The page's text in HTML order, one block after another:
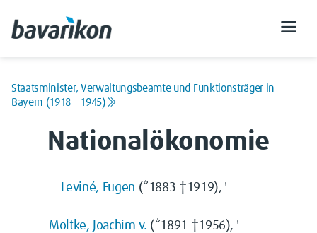
Staatsminister, Verwaltungsbeamte und Funktionsträger in
Bayern (1918 - 1945)
Nationalökonomie
Leviné, Eugen (*1883 †1919), '
Moltke, Joachim v. (*1891 †1956), '